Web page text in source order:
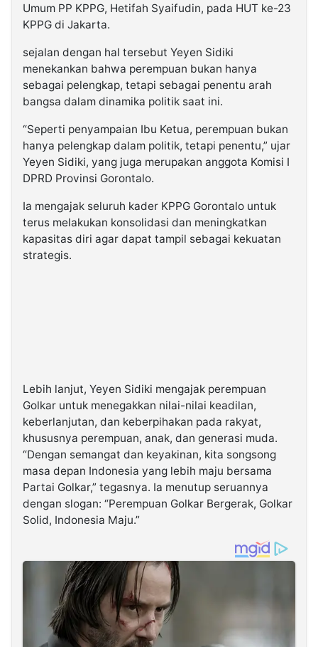
Umum PP KPPG, Hetifah Syaifudin, pada HUT ke-23
KPPG di Jakarta.
sejalan dengan hal tersebut Yeyen Sidiki
menekankan bahwa perempuan bukan hanya
sebagai pelengkap, tetapi sebagai penentu arah
bangsa dalam dinamika politik saat ini.
“Seperti penyampaian Ibu Ketua, perempuan bukan
hanya pelengkap dalam politik, tetapi penentu,” ujar
Yeyen Sidiki, yang juga merupakan anggota Komisi I
DPRD Provinsi Gorontalo.
Ia mengajak seluruh kader KPPG Gorontalo untuk
terus melakukan konsolidasi dan meningkatkan
kapasitas diri agar dapat tampil sebagai kekuatan
strategis.
Lebih lanjut, Yeyen Sidiki mengajak perempuan
Golkar untuk menegakkan nilai-nilai keadilan,
keberlanjutan, dan keberpihakan pada rakyat,
khususnya perempuan, anak, dan generasi muda.
“Dengan semangat dan keyakinan, kita songsong
masa depan Indonesia yang lebih maju bersama
Partai Golkar,” tegasnya. Ia menutup seruannya
dengan slogan: “Perempuan Golkar Bergerak, Golkar
Solid, Indonesia Maju.”